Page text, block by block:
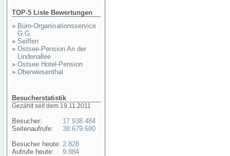
TOP-5 Liste Bewertungen
» Büro-Organisationsservice
G.G.
» Seiffen
» Ostsee-Pension An der
Lindenallee
» Ostsee Hotel-Pension
» Oberwiesenthal
Besucherstatistik
Gezählt seit dem 19.11.2011
Besucher:
Seitenaufrufe:
Besucher heute:
Aufrufe heute:
17.938.484
38.679.680
2.828
9.884